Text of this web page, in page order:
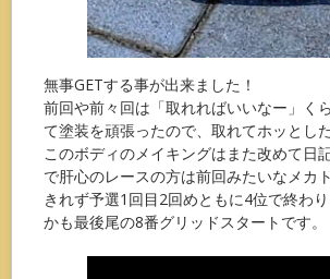
無事GETする事が出来ました！
前回や前々回は「取れればいいなー」く
て塗装を頑張ったので、取れてホッとし
このボディのメイキングはまた改めて日
で肝心のレースの方は前回みたいなメカ
きれず予選1回目2回めともに4位で終わ
かも最後尾の8番グリッドスタートです。